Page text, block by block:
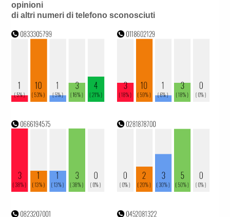
opinioni
di altri numeri di telefono sconosciuti